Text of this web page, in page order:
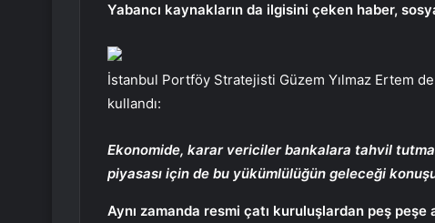
Yabancı kaynakların da ilgisini çeken haber,
İstanbul Portföy Stratejisti Güzem Yılmaz Ertem
kullandı:
Ekonomide, karar vericiler bankalara tahvil
piyasası için de bu yükümlülüğün geleceği
Aynı zamanda resmi çatı kuruluşlardan peş